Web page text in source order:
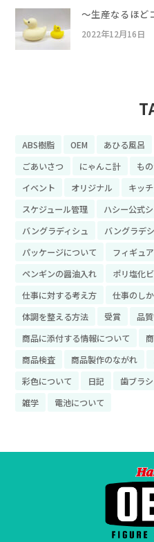
〜生産なるほど
2022年12月16日
ABS樹脂 OEM あひる風呂
ごあいさつ
にゃんこ計 も
イベント
オリジナル キッ
スケジュール管理
ハシー公式
バングラディシュ
バングラデ
パッケージについて
フィギュア
ペンギンの醤油入れ
ポリ塩化ビ
仕事に対する考え方
仕事のし
体調を整える方法
受賞
品
商品に添付する情報について
商品検査
商品製作のながれ
彩色について
日記 歯ブラ
雑学
電池について